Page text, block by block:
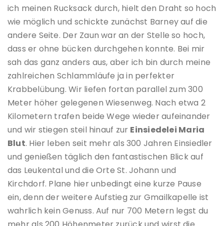
ich meinen Rucksack durch, hielt den Draht so hoch
wie möglich und schickte zunächst Barney auf die
andere Seite. Der Zaun war an der Stelle so hoch,
dass er ohne bücken durchgehen konnte. Bei mir
sah das ganz anders aus, aber ich bin durch meine
zahlreichen Schlammläufe ja in perfekter
Krabbelübung. Wir liefen fortan parallel zum 300
Meter höher gelegenen Wiesenweg. Nach etwa 2
Kilometern trafen beide Wege wieder aufeinander
und wir stiegen steil hinauf zur Einsiedelei Maria
Blut. Hier leben seit mehr als 300 Jahren Einsiedler
und genießen täglich den fantastischen Blick auf
das Leukental und die Orte St. Johann und
Kirchdorf. Plane hier unbedingt eine kurze Pause
ein, denn der weitere Aufstieg zur Gmailkapelle ist
wahrlich kein Genuss. Auf nur 700 Metern legst du